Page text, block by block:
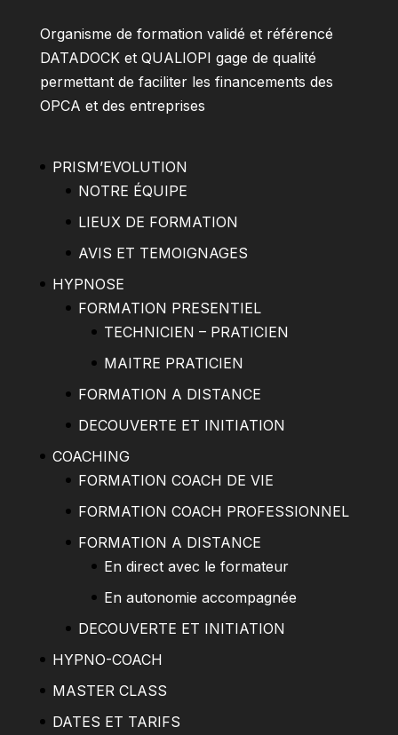
Organisme de formation validé et référencé
DATADOCK et QUALIOPI gage de qualité
permettant de faciliter les financements des
OPCA et des entreprises
PRISM’EVOLUTION
NOTRE ÉQUIPE
LIEUX DE FORMATION
AVIS ET TEMOIGNAGES
HYPNOSE
FORMATION PRESENTIEL
TECHNICIEN – PRATICIEN
MAITRE PRATICIEN
FORMATION A DISTANCE
DECOUVERTE ET INITIATION
COACHING
FORMATION COACH DE VIE
FORMATION COACH PROFESSIONNEL
FORMATION A DISTANCE
En direct avec le formateur
En autonomie accompagnée
DECOUVERTE ET INITIATION
HYPNO-COACH
MASTER CLASS
DATES ET TARIFS